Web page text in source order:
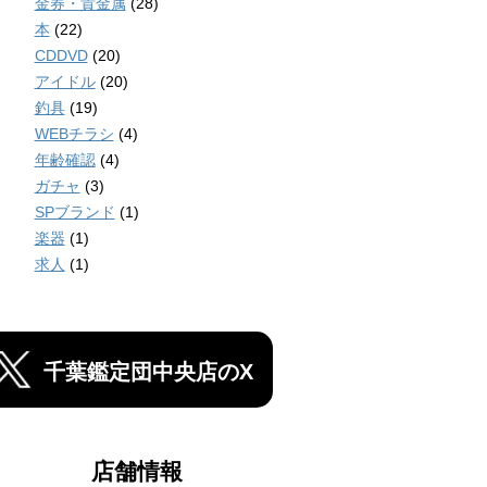
本 (22)
CDDVD(20)
アイドル(20)
釣具(19)
WEBチラシ (4)
年齢確認(4)
ガチャ (3)
SPブランド (1)
楽器 (1)
求人 (1)
千葉鑑定団中央店のX
店舗情報